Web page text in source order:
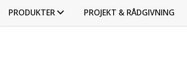
PRODUKTER PROJEKT & RÅDGIVNING